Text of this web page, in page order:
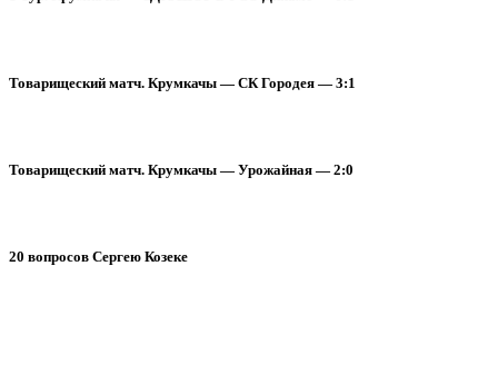
Товарищеский матч. Крумкачы — СК Городея — 3:1
Товарищеский матч. Крумкачы — Урожайная — 2:0
20 вопросов Сергею Козеке